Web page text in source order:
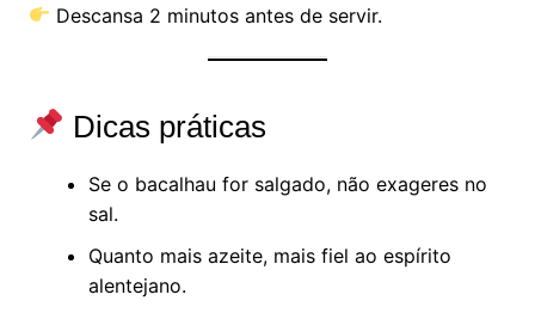
Descansa 2 minutos antes de servir.
Dicas práticas
Se o bacalhau for salgado, não exageres no
sal.
Quanto mais azeite, mais fiel ao espírito
alentejano.